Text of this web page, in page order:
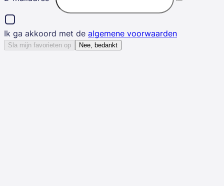
Ik ga akkoord met de algemene voorwaarden
Sla mijn favorieten op Nee, bedankt